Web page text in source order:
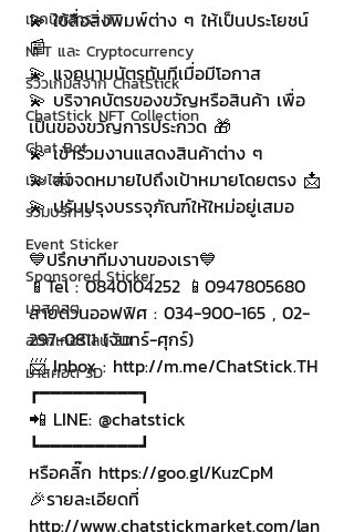
เทคนิคสาระ IT
NFT และ Cryptocurrency
รีวิวเกมส์จาก ChatStick
ChatStick NFT Collection
Chat Bot
เวบไซต์
รวมบริการ
Event Sticker
Sponsored Sticker
มาสคอต
สติกเกอร์ไลน์ 3D
มาสคอต 3D
💫 ใช้สื่อสิ่งพิมพ์ต่าง ๆ ให้เป็นประโยชน์
📰
💫 แจกนามบัตรทันทีเมื่อมีโอกาส
💫 บริจาคบัตรของขวัญหรือสินค้า เพื่อ
เป็นของขวัญการประกวด 🎁
💫 เข้าร่วมงานแสดงสินค้าต่าง ๆ
💫 ส่งจดหมายไปถึงเป้าหมายโดยตรง 📩
💫 ปรับปรุงบรรจุภัณฑ์ให้ใหม่อยู่เสมอ
💙ปรึกษาทีมงานของเรา💙
📱Tel : 0840104252 📱0947805680
สายด่วนออฟฟิศ : 034-900-165 , 02-
297-0811 (จันทร์-ศุกร์)
📨 Inbox : http://m.me/ChatStick.TH
┏━━━━━━━━━┓
📲 LINE: @chatstick
┗━━━━━━━━━┛
หรือคลิ๊ก https://goo.gl/KuzCpM
🎉รายละเอียดที่
http://www.chatstickmarket.com/lan